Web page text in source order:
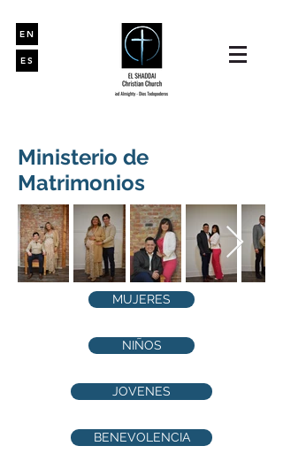
EN
ES
Ministerio de
Matrimonios
MUJERES
NIÑOS
JOVENES
BENEVOLENCIA